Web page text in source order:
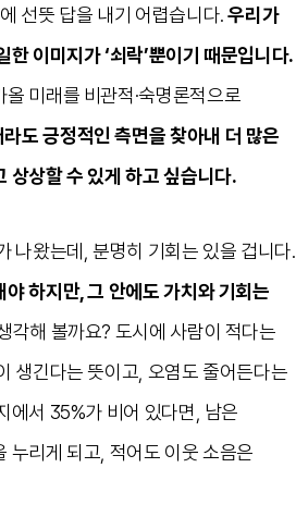
선뜻 답을 내기 어렵습니다.우리가
이미지가 ‘쇠락’뿐이기 때문입니다.
미래를 비관적·숙명론적으로
도 긍정적인 측면을 찾아내 더 많은
상상할 수 있게 하고 싶습니다.
나왔는데, 분명히 기회는 있을 겁니다.
하지만, 그 안에도 가치와 기회는
각해 볼까요? 도시에 사람이 적다는
생긴다는 뜻이고, 오염도 줄어든다는
에서 35%가 비어 있다면, 남은
누리게 되고, 적어도 이웃 소음은